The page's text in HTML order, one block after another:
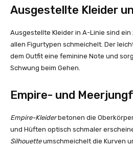
Ausgestellte Kleider
Ausgestellte Kleider in A-Linie sind
allen Figurtypen schmeichelt. Der
dem Outfit eine feminine Note und
Schwung beim Gehen.
Empire- und
Empire-Kleiderbetonen die
und Hüften optisch schmaler
Silhouetteumschmeichelt die Kurven